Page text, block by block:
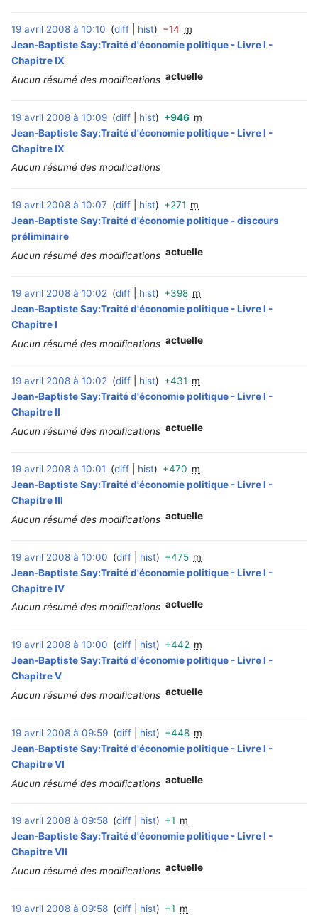
19 avril 2008 à 10:10 diff hist −14 m
Jean-Baptiste Say:Traité d'économie politique - Livre I -
Chapitre IX
Aucun résumé des modifications actuelle
19 avril 2008 à 10:09 diff hist +946 m
Jean-Baptiste Say:Traité d'économie politique - Livre I -
Chapitre IX
Aucun résumé des modifications
19 avril 2008 à 10:07 diff hist +271 m
Jean-Baptiste Say:Traité d'économie politique - discours
préliminaire
Aucun résumé des modifications actuelle
19 avril 2008 à 10:02 diff hist +398 m
Jean-Baptiste Say:Traité d'économie politique - Livre I -
Chapitre I
Aucun résumé des modifications actuelle
19 avril 2008 à 10:02 diff hist +431 m
Jean-Baptiste Say:Traité d'économie politique - Livre I -
Chapitre II
Aucun résumé des modifications actuelle
19 avril 2008 à 10:01 diff hist +470 m
Jean-Baptiste Say:Traité d'économie politique - Livre I -
Chapitre III
Aucun résumé des modifications actuelle
19 avril 2008 à 10:00 diff hist +475 m
Jean-Baptiste Say:Traité d'économie politique - Livre I -
Chapitre IV
Aucun résumé des modifications actuelle
19 avril 2008 à 10:00 diff hist +442 m
Jean-Baptiste Say:Traité d'économie politique - Livre I -
Chapitre V
Aucun résumé des modifications actuelle
19 avril 2008 à 09:59 diff hist +448 m
Jean-Baptiste Say:Traité d'économie politique - Livre I -
Chapitre VI
Aucun résumé des modifications actuelle
19 avril 2008 à 09:58 diff hist +1 m
Jean-Baptiste Say:Traité d'économie politique - Livre I -
Chapitre VII
Aucun résumé des modifications actuelle
19 avril 2008 à 09:58 diff hist +1 m